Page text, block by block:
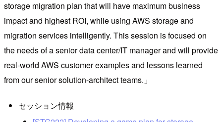
storage migration plan that will have maximum business
impact and highest ROI, while using AWS storage and
migration services intelligently. This session is focused on
the needs of a senior data center/IT manager and will provide
real-world AWS customer examples and lessons learned
from our senior solution-architect teams.
セッション情報